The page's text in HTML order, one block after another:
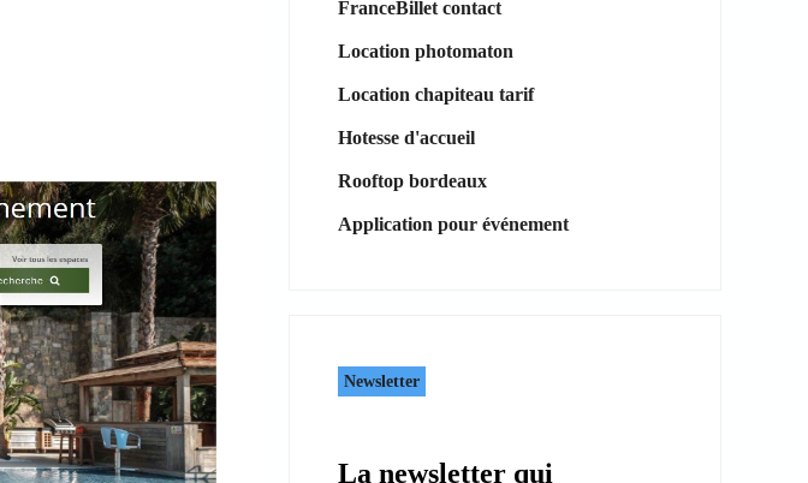
FranceBillet contact
Location photomaton
Location chapiteau tarif
Hotesse d'accueil
Rooftop bordeaux
Application pour événement
Newsletter
La newsletter qui